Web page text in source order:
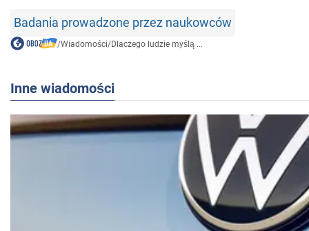
Badania prowadzone przez naukowców
/Wiadomości/Dlaczego ludzie myślą ...
Inne wiadomości